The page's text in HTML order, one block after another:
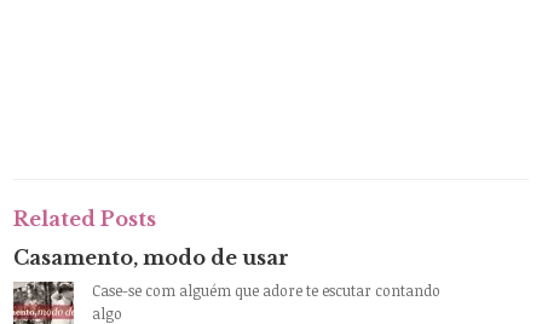
Related Posts
Casamento, modo de usar
Case-se com alguém que adore te escutar contando
algo